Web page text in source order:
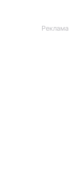
Реклама